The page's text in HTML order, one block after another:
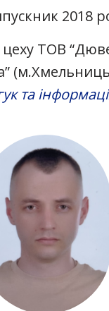
2018
цеху ТОВ
та